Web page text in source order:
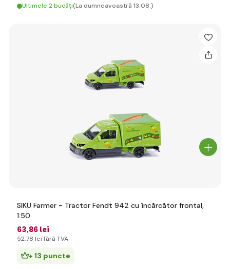
Ultimele 2 bucăți(La dumneavoastră 13.08.)
SIKU Farmer - Tractor Fendt 942 cu încărcător frontal,
1:50
63,86 lei
52,78 lei fără TVA
+ 13 puncte